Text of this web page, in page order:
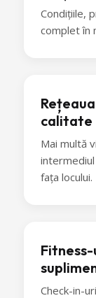
Condițiile,
complet în
calitate
Mai multă
fața locului.
Check-in-